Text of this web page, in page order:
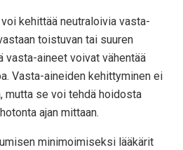
kehittää neutraloivia vasta-
toistuvan tai suuren
vasta-aineet voivat vähentää
Vasta-aineiden kehittyminen ei
mutta se voi tehdä hoidosta
ajan mittaan.
minimoimiseksi lääkärit